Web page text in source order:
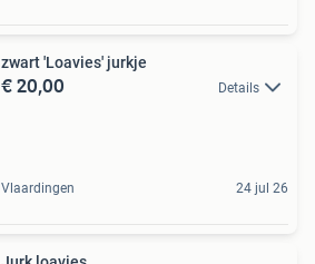
zwart 'Loavies' jurkje
€ 20,00 Details
Vlaardingen 24 jul 26